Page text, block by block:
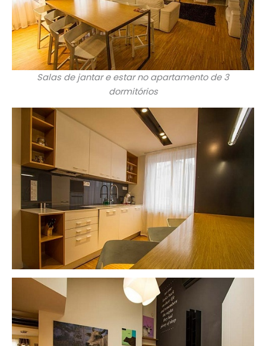
Salas de jantar e estar no apartamento de 3
dormitórios